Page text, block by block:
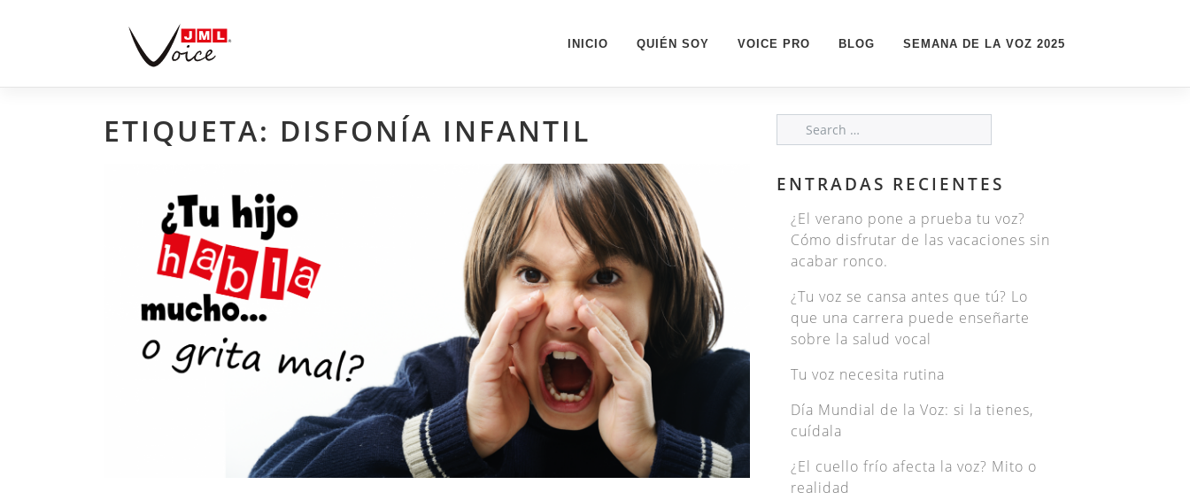
INICIO QUIÉN SOY VOICE PRO BLOG SEMANA DE LA VOZ 2025
ETIQUETA: DISFONÍA INFANTIL
ENTRADAS RECIENTES
¿El verano pone a prueba tu voz?
Cómo disfrutar de las vacaciones sin
acabar ronco.
¿Tu voz se cansa antes que tú? Lo
que una carrera puede enseñarte
sobre la salud vocal
Tu voz necesita rutina
Día Mundial de la Voz: si la tienes,
cuídala
¿El cuello frío afecta la voz? Mito o
realidad